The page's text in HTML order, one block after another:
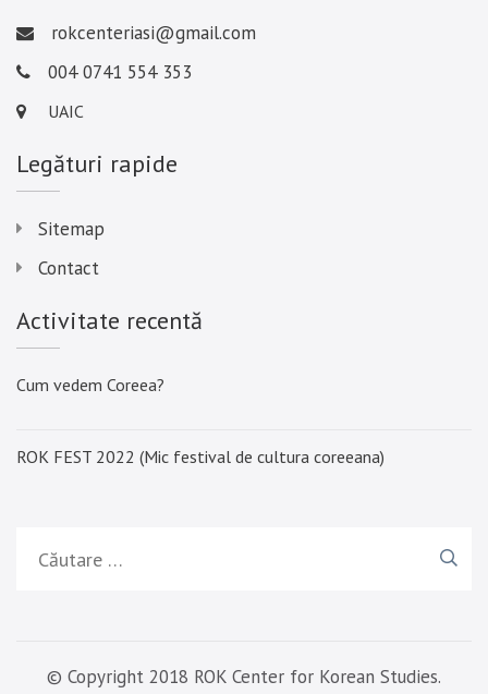
rokcenteriasi@gmail.com
004 0741 554 353
UAIC
Legături rapide
Sitemap
Contact
Activitate recentă
Cum vedem Coreea?
ROK FEST 2022 (Mic festival de cultura coreeana)
© Copyright 2018 ROK Center for Korean Studies.